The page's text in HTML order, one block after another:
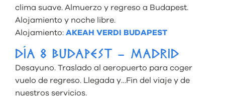
clima suave. Almuerzo y regreso a Budapest.
Alojamiento y noche libre.
Alojamiento: AKEAH VERDI BUDAPEST
DÍA 8 BUDAPEST – MADRID
Desayuno. Traslado al aeropuerto para coger
vuelo de regreso. Llegada y…Fin del viaje y de
nuestros servicios.